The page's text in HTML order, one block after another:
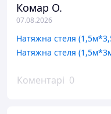
Комар О.
07.08.2026
Коментарі 0